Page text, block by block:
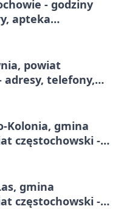
- godziny
apteka
powiat
adresy, telefony,
Kolonia, gmina
częstochowski -
gmina
częstochowski -